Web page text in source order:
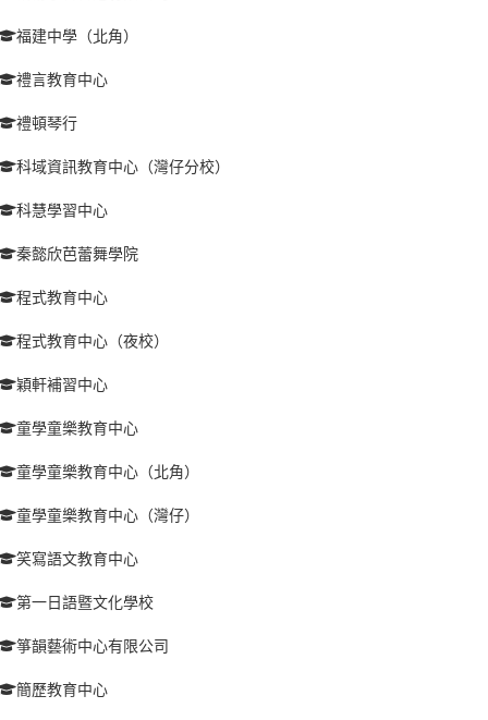
福建中學（北角）
禮言教育中心
禮頓琴行
科域資訊教育中心（灣仔分校）
科慧學習中心
秦懿欣芭蕾舞學院
程式教育中心
程式教育中心（夜校）
穎軒補習中心
童學童樂教育中心
童學童樂教育中心（北角）
童學童樂教育中心（灣仔）
笑寫語文教育中心
第一日語暨文化學校
箏韻藝術中心有限公司
簡歷教育中心